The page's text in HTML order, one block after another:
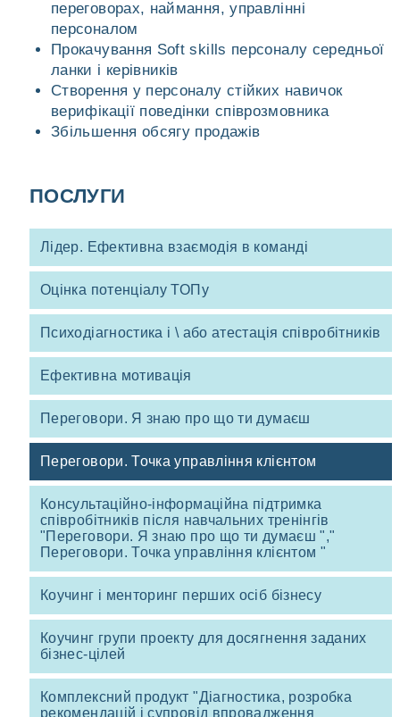
переговорах, наймання, управлінні
персоналом
Прокачування Soft skills персоналу середньої
ланки і керівників
Створення у персоналу стійких навичок
верифікації поведінки співрозмовника
Збільшення обсягу продажів
ПОСЛУГИ
Лідер. Ефективна взаємодія в команді
Оцінка потенціалу ТОПу
Психодіагностика і \ або атестація співробітників
Ефективна мотивація
Переговори. Я знаю про що ти думаєш
Переговори. Точка управління клієнтом
Консультаційно-інформаційна підтримка
співробітників після навчальних тренінгів
"Переговори. Я знаю про що ти думаєш ","
Переговори. Точка управління клієнтом "
Коучинг і менторинг перших осіб бізнесу
Коучинг групи проекту для досягнення заданих
бізнес-цілей
Комплексний продукт "Діагностика, розробка
рекомендацій і супровід впровадження